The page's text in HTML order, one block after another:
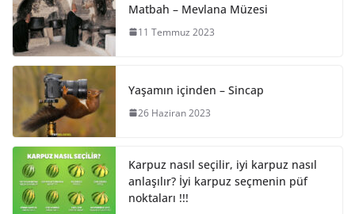
Matbah – Mevlana Müzesi
11 Temmuz 2023
Yaşamın içinden – Sincap
26 Haziran 2023
Karpuz nasıl seçilir, iyi karpuz nasıl
anlaşılır? İyi karpuz seçmenin püf
noktaları !!!